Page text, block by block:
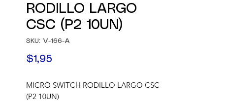
RODILLO LARGO
CSC (P2 10UN)
SKU: V-166-A
$1,95
MICRO SWITCH RODILLO LARGO CSC
(P2 10UN)